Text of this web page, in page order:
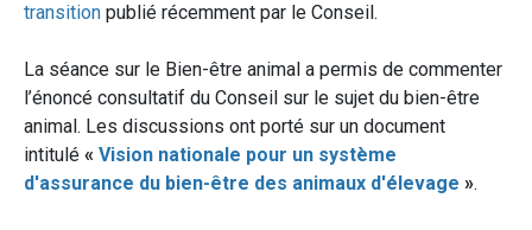
transition publié récemment par le Conseil.
La séance sur le Bien-être animal a permis de commenter
l’énoncé consultatif du Conseil sur le sujet du bien-être
animal. Les discussions ont porté sur un document
intitulé « Vision nationale pour un système
d'assurance du bien-être des animaux d'élevage ».